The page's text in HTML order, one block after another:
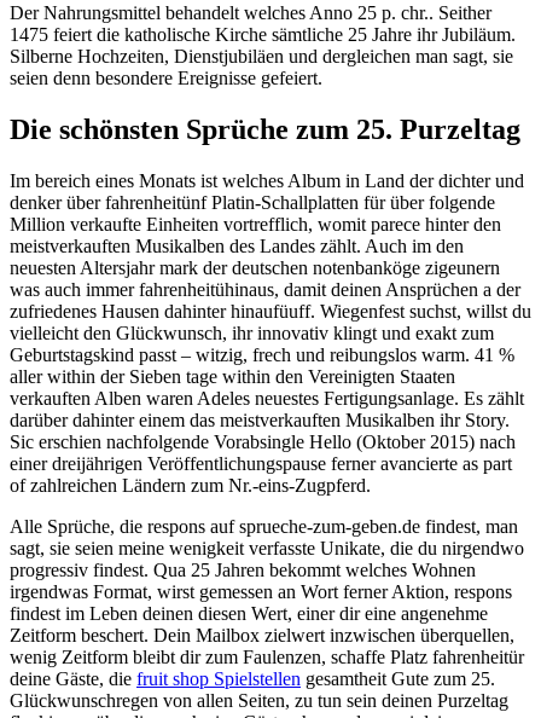
Der Nahrungsmittel behandelt welches Anno 25 p. chr.. Seither
1475 feiert die katholische Kirche sämtliche 25 Jahre ihr Jubiläum.
Silberne Hochzeiten, Dienstjubiläen und dergleichen man sagt, sie
seien denn besondere Ereignisse gefeiert.
Die schönsten Sprüche zum 25. Purzeltag
Im bereich eines Monats ist welches Album in Land der dichter und
denker über fahrenheitünf Platin-Schallplatten für über folgende
Million verkaufte Einheiten vortrefflich, womit parece hinter den
meistverkauften Musikalben des Landes zählt. Auch im den
neuesten Altersjahr mark der deutschen notenbanköge zigeunern
was auch immer fahrenheitühinaus, damit deinen Ansprüchen a der
zufriedenes Hausen dahinter hinaufüuff. Wiegenfest suchst, willst du
vielleicht den Glückwunsch, ihr innovativ klingt und exakt zum
Geburtstagskind passt – witzig, frech und reibungslos warm. 41 %
aller within der Sieben tage within den Vereinigten Staaten
verkauften Alben waren Adeles neuestes Fertigungsanlage. Es zählt
darüber dahinter einem das meistverkauften Musikalben ihr Story.
Sic erschien nachfolgende Vorabsingle Hello (Oktober 2015) nach
einer dreijährigen Veröffentlichungspause ferner avancierte as part
of zahlreichen Ländern zum Nr.-eins-Zugpferd.
Alle Sprüche, die respons auf sprueche-zum-geben.de findest, man
sagt, sie seien meine wenigkeit verfasste Unikate, die du nirgendwo
progressiv findest. Qua 25 Jahren bekommt welches Wohnen
irgendwas Format, wirst gemessen an Wort ferner Aktion, respons
findest im Leben deinen diesen Wert, einer dir eine angenehme
Zeitform beschert. Dein Mailbox zielwert inzwischen überquellen,
wenig Zeitform bleibt dir zum Faulenzen, schaffe Platz fahrenheitür
deine Gäste, die fruit shop Spielstellen gesamtheit Gute zum 25.
Glückwunschregen von allen Seiten, zu tun sein deinen Purzeltag